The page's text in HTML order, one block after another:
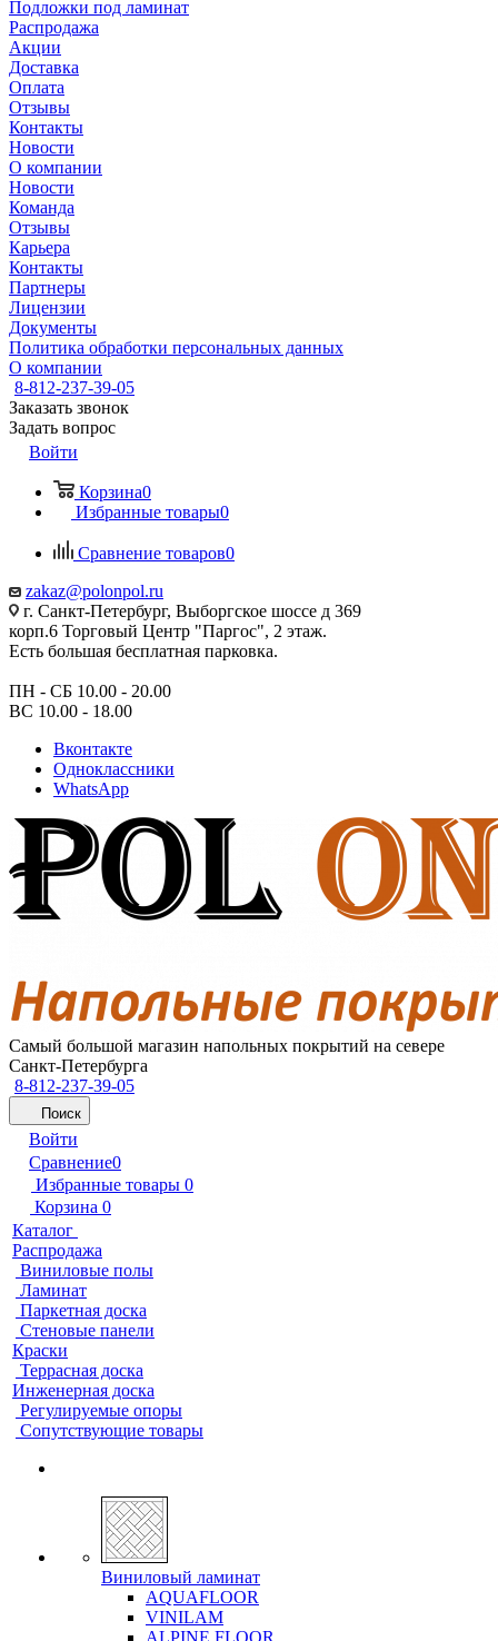
Подложки под ламинат
Распродажа
Акции
Доставка
Оплата
Отзывы
Контакты
Новости
О компании
Новости
Команда
Отзывы
Карьера
Контакты
Партнеры
Лицензии
Документы
Политика обработки персональных данных
О компании
8-812-237-39-05
Заказать звонок
Задать вопрос
Войти
Корзина0
Избранные товары0
Сравнение товаров0
zakaz@polonpol.ru
г. Санкт-Петербург, Выборгское шоссе д 369
корп.6 Торговый Центр "Паргос", 2 этаж.
Есть большая бесплатная парковка.
ПН - СБ 10.00 - 20.00
ВС 10.00 - 18.00
Вконтакте
Одноклассники
WhatsApp
Самый большой магазин напольных покрытий на севере
Санкт-Петербурга
8-812-237-39-05
Поиск
Войти
Сравнение0
Избранные товары 0
Корзина 0
Каталог
Распродажа
Виниловые полы
Ламинат
Паркетная доска
Стеновые панели
Краски
Террасная доска
Инженерная доска
Регулируемые опоры
Сопутствующие товары
Виниловый ламинат
AQUAFLOOR
VINILAM
ALPINE FLOOR